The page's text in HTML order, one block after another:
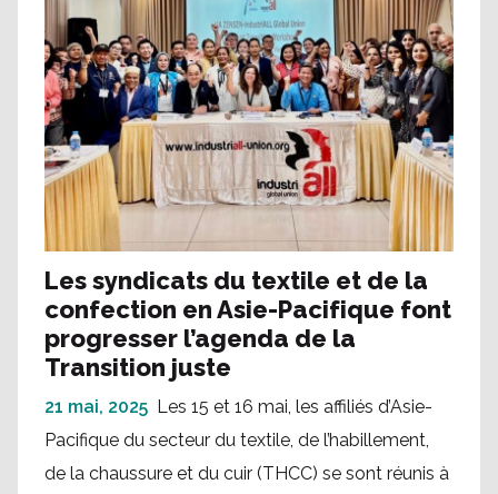
Les syndicats du textile et de la
confection en Asie-Pacifique font
progresser l’agenda de la
Transition juste
21 mai, 2025 Les 15 et 16 mai, les affiliés d’Asie-
Pacifique du secteur du textile, de l’habillement,
de la chaussure et du cuir (THCC) se sont réunis à